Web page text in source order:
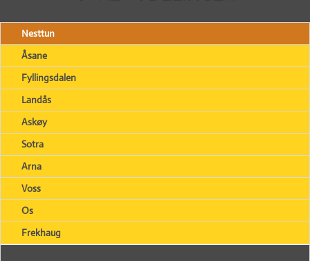
Nesttun
Åsane
Fyllingsdalen
Landås
Askøy
Sotra
Arna
Voss
Os
Frekhaug